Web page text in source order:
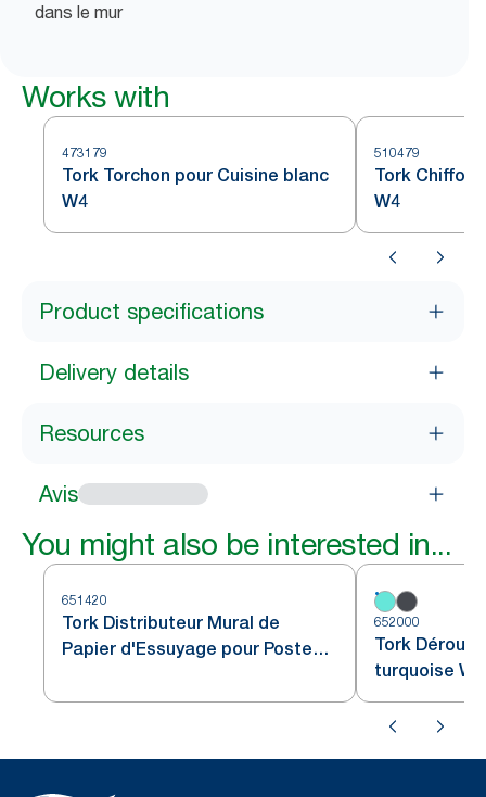
dans le mur
Works with
473179
Tork Torchon pour Cuisine blanc
W4
510479
Tork Chiffon
W4
Product specifications
Delivery details
Resources
Avis
You might also be interested in...
651420
Tork Distributeur Mural de
Papier d'Essuyage pour Poste
W6
652000
Tork
turquoise W1